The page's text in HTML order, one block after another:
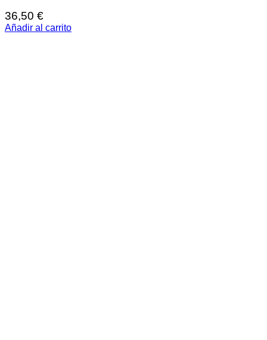
36,50 €
Añadir al carrito